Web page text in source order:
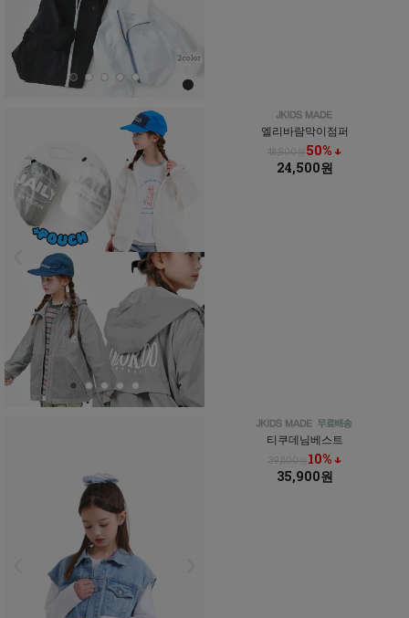
엘리바람막이점퍼
48,900원50% ↓
24,500원
티쿠데님베스트
39,800원 10% ↓
35,900원